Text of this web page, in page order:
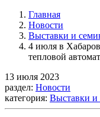
Главная
Новости
Выставки и
4 июля в
тепловой
13 июля 2023
раздел: Новости
категория: Выставки и